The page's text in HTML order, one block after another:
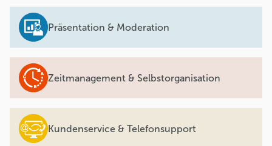
Präsentation & Moderation
Zeitmanagement & Selbstorganisation
Kundenservice & Telefonsupport